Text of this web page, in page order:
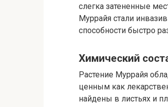
слегка затененные
Муррайя стали
способности быстро
Химический
Растение Муррайя
ценным как
найдены в листьях и